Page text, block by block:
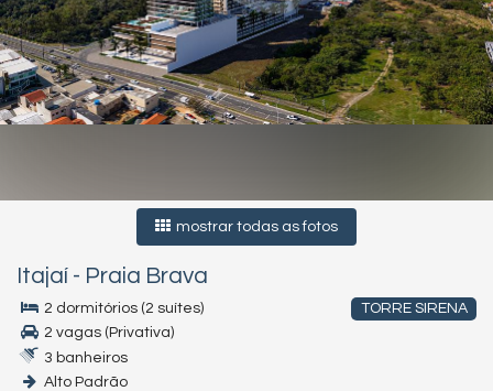
mostrar todas as fotos
Itajaí - Praia Brava
TORRE SIRENA
2 dormitórios (2 suítes)
2 vagas (Privativa)
3 banheiros
Alto Padrão